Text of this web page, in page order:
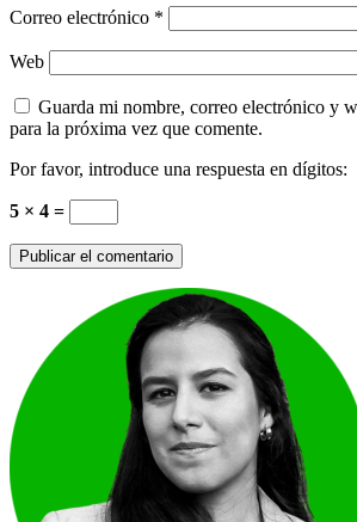
Correo electrónico *
Web
Guarda mi nombre, correo electrónico y
para la próxima vez que comente.
Por favor, introduce una respuesta en dígitos:
5 × 4 =